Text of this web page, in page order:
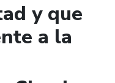
y que
a la